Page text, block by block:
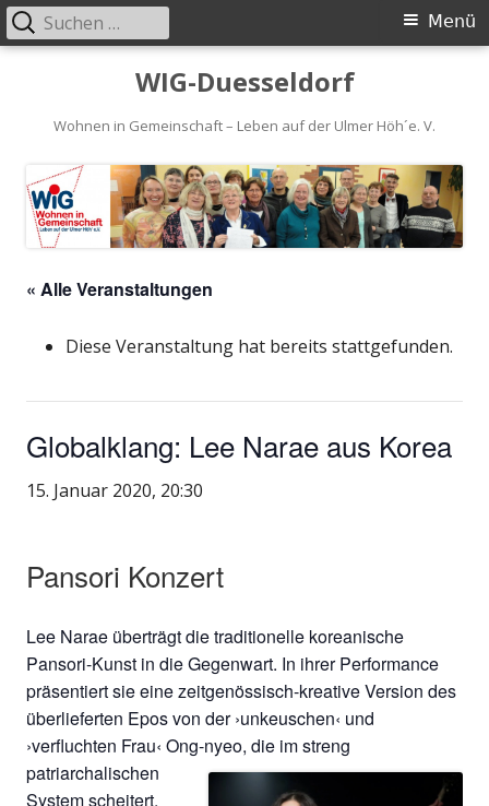
WIG-Duesseldorf
Wohnen in Gemeinschaft – Leben auf der Ulmer Höh´e. V.
Primäres
Menü
Suchen
nach:
« Alle Veranstaltungen
Diese Veranstaltung hat bereits stattgefunden.
Globalklang: Lee Narae aus Korea
15. Januar 2020, 20:30
Pansori Konzert
Lee Narae überträgt die traditionelle koreanische
Pansori-Kunst in die Gegenwart. In ihrer Performance
präsentiert sie eine zeitgenössisch-kreative Version des
überlieferten Epos von der ›unkeuschen‹ und
›verfluchten Frau‹ Ong-nyeo, die im streng
patriarchalischen
System scheitert.